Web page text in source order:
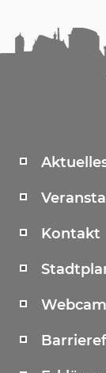
Kontakt
Webcam